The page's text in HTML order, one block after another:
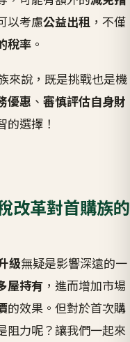
以考慮公益出租 ，不僅
稅率 。
來說，既是挑戰也是機
優惠 、 審慎評估自身財
選擇！
改革對首購族的
級無疑是影響深遠的一
屋持有 ，進而增加市場
的效果。但對於首次購
阻力呢？讓我們一起來